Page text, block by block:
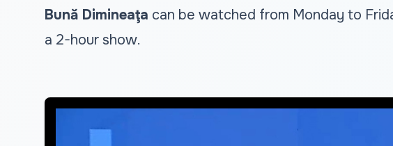
Bună Dimineaţa can be watched from Monday to
a 2-hour show.